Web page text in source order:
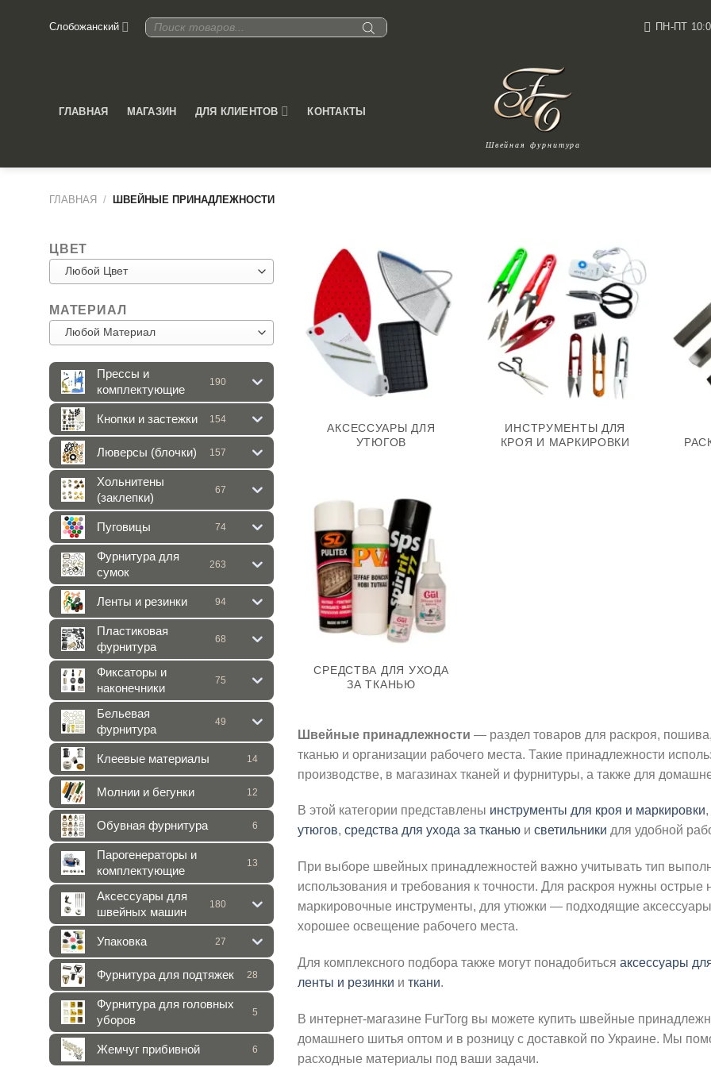
Слобожанский
Поиск
товаров
ПН-ПТ
Швейная фурнитура
ГЛАВНАЯ МАГАЗИН ДЛЯ КЛИЕНТОВ КОНТАКТЫ
ГЛАВНАЯ / ШВЕЙНЫЕ ПРИНАДЛЕЖНОСТИ
ЦВЕТ
Любой Цвет
МАТЕРИАЛ
Любой Материал
Прессы и
комплектующие
190
Кнопки и застежки 154
Люверсы (блочки) 157
Хольнитены
(заклепки)
67
Пуговицы 74
Фурнитура для
сумок
263
Ленты и резинки 94
Пластиковая
фурнитура
68
Фиксаторы и
наконечники
75
Бельевая
фурнитура
49
Клеевые материалы 14
Молнии и бегунки 12
Обувная фурнитура 6
Парогенераторы и
комплектующие
13
Аксессуары для
швейных машин
180
Упаковка 27
Фурнитура для подтяжек 28
Фурнитура для головных
уборов
5
Жемчуг прибивной 6
Швейные принадлежности
АКСЕССУАРЫ ДЛЯ
УТЮГОВ
ИНСТРУМЕНТЫ ДЛЯ
КРОЯ И МАРКИРОВКИ
СРЕДСТВА ДЛЯ УХОДА
ЗА ТКАНЬЮ
Швейные принадлежности — раздел товаров для раскроя,
тканью и организации рабочего места. Такие принадлежности
производстве, в магазинах тканей и фурнитуры, а также для
В этой категории представлены инструменты для кроя и маркировки,
утюгов, средства для ухода за тканьюи светильники для удобной
При выборе швейных принадлежностей важно учитывать тип
использования и требования к точности. Для раскроя нужны
маркировочные инструменты, для утюжки — подходящие
хорошее освещение рабочего места.
Для комплексного подбора также могут понадобиться аксессуары
ленты и резинки и ткани.
В интернет-магазине FurTorg вы можете купить швейные
домашнего шитья оптом и в розницу с доставкой по Украине. Мы
расходные материалы под ваши задачи.